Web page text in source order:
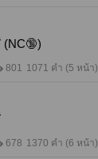
🍸 (NC🔞)
801 1071 คำ (5 หน้า)
678 1370 คำ (6 หน้า)